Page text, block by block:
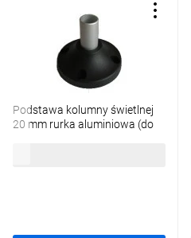
Podstawa kolumny świetlnej
20 mm rurka aluminiowa (do